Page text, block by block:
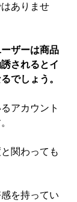
ありませ
ザーは商品
されるとイ
でしょう。
アカウント
関わっても
を持ってい